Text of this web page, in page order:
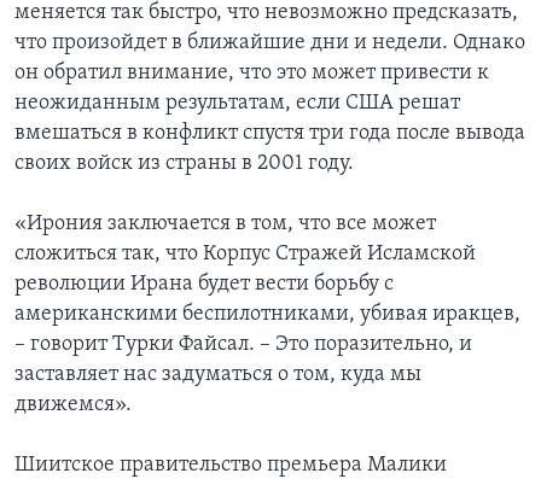
меняется так быстро, что невозможно предсказать,
что произойдет в ближайшие дни и недели. Однако
он обратил внимание, что это может привести к
неожиданным результатам, если США решат
вмешаться в конфликт спустя три года после вывода
своих войск из страны в 2001 году.
«Ирония заключается в том, что все может
сложиться так, что Корпус Стражей Исламской
революции Ирана будет вести борьбу с
американскими беспилотниками, убивая иракцев,
– говорит Турки Файсал. – Это поразительно, и
заставляет нас задуматься о том, куда мы
движемся».
Шиитское правительство премьера Малики